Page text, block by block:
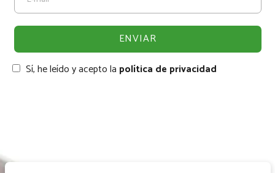
Sí, he leído y acepto la política de privacidad